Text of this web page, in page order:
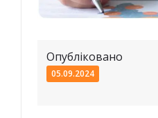
Опубліковано
05.09.2024